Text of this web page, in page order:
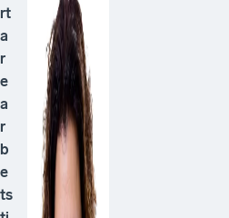
rt
a
r
e
a
r
b
e
ts